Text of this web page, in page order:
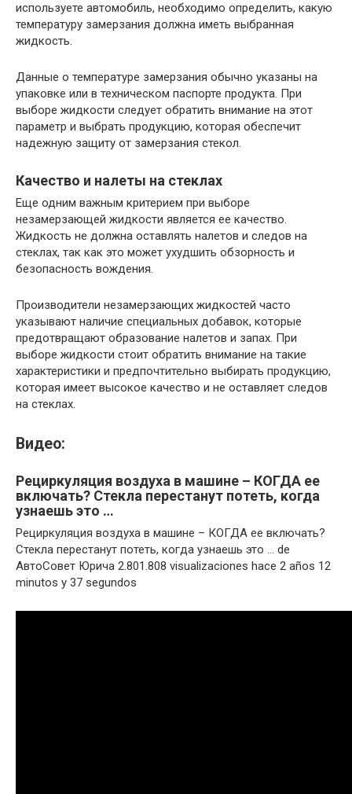
используете автомобиль, необходимо определить, какую
температуру замерзания должна иметь выбранная
жидкость.
Данные о температуре замерзания обычно указаны на
упаковке или в техническом паспорте продукта. При
выборе жидкости следует обратить внимание на этот
параметр и выбрать продукцию, которая обеспечит
надежную защиту от замерзания стекол.
Качество и налеты на стеклах
Еще одним важным критерием при выборе
незамерзающей жидкости является ее качество.
Жидкость не должна оставлять налетов и следов на
стеклах, так как это может ухудшить обзорность и
безопасность вождения.
Производители незамерзающих жидкостей часто
указывают наличие специальных добавок, которые
предотвращают образование налетов и запах. При
выборе жидкости стоит обратить внимание на такие
характеристики и предпочтительно выбирать продукцию,
которая имеет высокое качество и не оставляет следов
на стеклах.
Видео:
Рециркуляция воздуха в машине – КОГДА ее
включать? Стекла перестанут потеть, когда
узнаешь это …
Рециркуляция воздуха в машине – КОГДА ее включать?
Стекла перестанут потеть, когда узнаешь это … de
АвтоСовет Юрича 2.801.808 visualizaciones hace 2 años 12
minutos y 37 segundos